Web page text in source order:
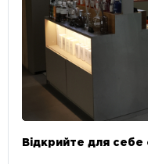
Відкрийте для